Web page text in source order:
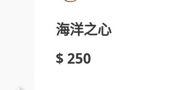
海洋之心
$ 250